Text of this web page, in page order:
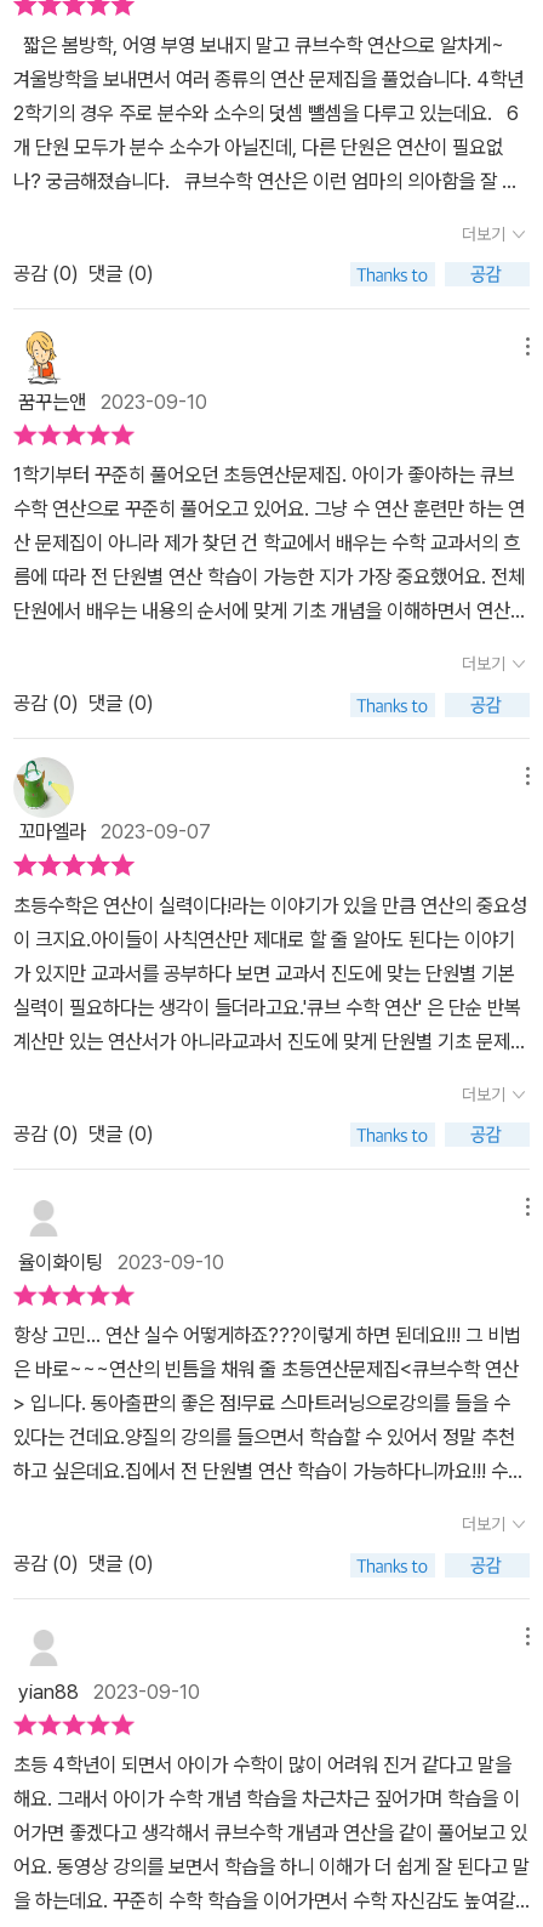
기 쉬운 문제는 '실수방지'로 따로 구성​보통 연습단계에 있는 실수방
지 문제들, 엄마표수학을 진행하면서 중요한 개념을 놓치고, 실수로
틀릴 수 있는 문제들을 미리 보고 아이가 잘 풀고있는지 보면 좋겠더
라고요. 틀렸다면 다시 아이와 틀린부분의 이유를 찾아보고, 맞았다
면 어떻게 이렇게 잘 풀었는지 물어봐주면서 엄마표수학에 깊이를 더
할수있어요 ^^ ☞성취도그래프로 각단원마다 아이의 부족한점, 잘하
나가 교재에 대한 호기심과 재미가 충족되서 인데요, 이 성취도 그래
프가 바로 그것이지요! 자기가 맞는 문제수를 세서 그래프에 맞는 칸
에 강아지스티커를 붙여요. 지난번에는 고양이였는데, 이번에는 바둑
강아지들! 초반에 열심히 강아지를 붙이며 다 맞았을때 붙이는 별칸
에 붙이고 있어요 ㅎㅎ수학의 빈틈을 채워주는 효과적인 연산 문제집
으로미리 다음학년 수학에흥미를 느끼며 꾸준하게 풀어나갈수있는초
등수학연산문제집, 큐브 연산! 개념과 계산력을 탄탄하게 다지며 시
작하는 선행교재로 좋은큐브수학 연산 함께해요~!<<본 포스팅은 교
재를 소개하면서 동아출판(주)로부터 무료제품을 받아 작성한 후기
입니다>
도 좋을듯해요.​​​한주에 배울 수학개념을 그림과 함께 개념미리보기에
요약정리되어 있어 한눈에 개념을 쏙쏙 이해하기 쉽게 되어있네요.​​동
아출판 무료 스마트러닝 동영상강의로 QR코드 찍으면 개념 동영상
으로 쉽게 이해할 수 있도록 구성되어 있어요.우리집 과외선생님마냥
선생님이 친절하게 설명해주셔서 홈스쿨링하기에 좋아요.​소수의 덧
셈과뺄셈 어려워했는데선생님이 차근차근 알려주니 새로운 개념도
쏙쏙 이해가 되요.​큐브수학연산 초등연산문제집이지만매회 네모박스
에 배울 개념이 나와있어요.교과서 개념순서에 맞춘 전 단원 연산을
하죠.개념이 선 상태에서 여러 다양한 문제를 풀어보며 실력도 쌓이
니깐요.​​연산문제는 빠르고 정확하게 풀도록 연습하는게 중요한데요!
빨리푸는데 실수가 생기면 안되고,정확하게는 풀지만 속도가 느리면
안되겠죠.하루 두장 4쪽씩 문제수가 많긴하지만,문제구성이 다양하
게 구성되어 있어서아이가 지루하지않지않게 풀어볼 수 있어서 좋은
거 같아요.​​​수학개념을 익히며 수학 기초실력과 연산실력을 동시에 향
상 시킬수 있는 큐브수학연산 초등연산문제집으로4학년2학기 연산
도 다져가야겠어요.​​​-위의 글은 출판사로부터 도서를 제공받아 작성
된 후기입니다-
겨울방학을 보내면서 여러 종류의 연산 문제집을 풀었습니다. 4학년
2학기의 경우 주로 분수와 소수의 덧셈 뺄셈을 다루고 있는데요. ​6
개 단원 모두가 분수 소수가 아닐진데, 다른 단원은 연산이 필요없
나? 궁금해졌습니다. ​큐브수학 연산은 이런 엄마의 의아함을 잘 채
외에도 삼각형과 사각형에 대한 내용이 있습니다. ​내각의 각도도 구
하고, 각 변의 길이를 구하는 것을 이해합니다. ​사각형의 경우는 정
사각형, 직사각형 외에 사다리꼴과 마름모까지 개념이 확장됩니다. ​
단어 하나 하나, 확실하게 이해를 해 두어야 단순한 곳에서 발목을 잡
히지 않는데요. ​개념부터 차곡차곡 공부하는 큐브수학 연산은 딱! 이
런 관점에서 알맞은 책입니다. ​1단원 푸는데 2시간 정도 소요됩니
다.(쉬는 시간 포함) 하루 4쪽 부담없는 분량으로 개념 원리부터 공
부할 수 있다고 회사에서는 안내하고 있는데요. ​수학 좀 하는 어린이
들은 1단원 푸는데 90분 정도면 다 풀 수 있을 정도로 개념 이해에만
집중한 쉬운 문제로 구성이 되어 있습니다. 오답을 보면 하..이런걸
틀릴 수도 있구나, 하고 등짝 한번 때리고 싶지만 참습니다. 요즘은 그
는 것도 알려줍니다. 개념이나 기본 단계 문제보다 더더더 쉬운 단계
하는 느낌입니다. 중간 중간 귀여운 케릭터로 다시 한번 더 확인할
것을 주문하고 있어요. ​그런다고 해서 100% 완벽하게 실수하지는
않지만, 확인이 필요하다는 거, 검산이 필요하다는 것 정도는 배우길
바라는 엄마의 마음입니다. #초등연산문제집 #초등수학 #초등수학
문제집 #초등수학예습 #초등수학복습 #초등수학연산 #엄마표수학
#초등수학홈스쿨링 #홈스쿨링수학 #수학문제집 #연산문제집 #초
등문제집 #동아출판 #큐브수학 #큐브수학연산 #큐브연산 #계산력
*출판사에서 무상으로 제공받은 책을 활용 후 쓴 후기입니다.
더보기
공감 (0) 댓글 (0)
꿈꾸는앤 2023-09-10
1학기부터 꾸준히 풀어오던 초등연산문제집. 아이가 좋아하는 큐브
수학 연산으로 꾸준히 풀어오고 있어요. 그냥 수 연산 훈련만 하는 연
산 문제집이 아니라 제가 찾던 건 학교에서 배우는 수학 교과서의 흐
름에 따라 전 단원별 연산 학습이 가능한 지가 가장 중요했어요. 전체
단원에서 배우는 내용의 순서에 맞게 기초 개념을 이해하면서 연산
리 아이가 참 좋아하는 성취도 그래프와 귀여운 스티커! 이런 소소한
행복이 아이의 원동력이 될 수도 있다는 것!! 많은 아이들이 연산 학습
을 할 때 유독 지겨워하고 힘들어하는 모습을 보입니다. 우리 아이도
마찬가지이고요, 왜 연산을 그렇게 힘들어할까요? 단순하게 반복하
는 부분에서 지루해하기 때문일 겁니다. 매일 반복적으로 연산을 푸
는 게 효과적일까요? 큐브수학 연산은 하루 4쪽, 4단계 유형 학습을
한 번에 할 수 있답니다. 제일 먼저 개념을 미리 보고, 개념원리와 연
산 방법을 이해하는 개념이 등장합니다. 기계적인 단순 반복 학습은
지양하고 체계적인 4단계 연산 유형으로 연산 실력을 키울 수 있어
요.그리고 같은 수를 이용하여 연산 감각을 향상시키는 연습 부분과
다양한 연산 유형으로 연산실력을 강화시키는 활용 부분과 재미있는
소재의 문제로 연산 실력을 완성시키는 완성단계까지! 체계적인 연산
학습 구성을 확인할 수 있답니다. 큐브수학 연산을 풀다 보면 실수 방
지 문제라고 한 문제씩 등장을 합니다. 이 문제는 아이들이 헷갈릴 수
답니다.큐브 연산 수학은 문제집 자체가 아이가 좋아하게끔 알록달록
종이 재질도 너무 마음에 들어요. 이미 1학기 책은 완북을 하고, 2학
기 시작을 하고 있는데 아이가 하기 싫다는 말없이 잘 따라오고 있답
니다 ^^ 빠진 단원 없이 교과 학습에 대한 연산을 모두 학습할 수 있어
서 학교 진도에 맞추기 딱이랍니다. 4단계로 되어 있는 연산이 아이
가 지겨워하지 않고 잘 풀 수 있도록 도움을 주는 것 같아요. 1단원을
눈 깜짝할 새에 다 풀어버렸답니다 ^^보기 좋은 문제집이 풀기도 좋
다고, 아이가 지겨워하는 부분 없이 정말 재미있게 풀어나갔어요. 그
연산문제집 치고 아이가 좋아하는 스타일이라 추천합니다. 엄마표로
수학을 하고 있어서 가능하면 아이가 좋아하고 원하는 교재로 선택하
자는 주의여서 동아큐브연산은 그런 우리에게 최적의 초등연산문제
집이었어요. 개학한지 얼마 되지 않아서 아이는 1단원을 배우고 있어
요. 우린 이제 3단원에 들어서고 있어 2학기 예습이 조금 착실하게 되
어가고 있는 것 같아 뿌듯합니다.초등연산문제집이지만 연산 문제는
기본이거니와 단원마다 각 개념의 내용을 미리 강의로 볼 수 있다는
장점! QR코드가 있어서 아이가 손쉽게 QR만 찍어 강의를 볼 수 있어
요. 엄마표로 진행하면 이런 개념 설명이 참 아쉬운 점이 많은데 동아
출판은 무료 스마트러닝을 제공하고 있어서 정말 많은 도움을 받을
수 있었어요. 연산이지만 문장제와 함께 묶어서 그런 부분도 챙겨볼
수 있고, 같은 연산 문제를 풀더라도 뭔가 체계적인 연산 학습이 가능
더보기
공감 (0) 댓글 (0)
꼬마엘라 2023-09-07
초등수학은 연산이 실력이다!라는 이야기가 있을 만큼 연산의 중요성
이 크지요.아이들이 사칙연산만 제대로 할 줄 알아도 된다는 이야기
가 있지만 교과서를 공부하다 보면 교과서 진도에 맞는 단원별 기본
실력이 필요하다는 생각이 들더라고요.'큐브 수학 연산' 은 단순 반복
계산만 있는 연산서가 아니라교과서 진도에 맞게 단원별 기초 문제들
내용인 분수의 계산, 소수의 계산 및 다각형의 계산 등 아이들의 실수
가 많은 단원들의 기초 문제들을단순 반복이 아닌 개념을 이해하고
응용할 수 있게 구성되어 있어요. 흔히 연산 문제집이라고 하면 단순
계산문제들이 많은데 '큐브 수학 연산'의 매력은반복되어 지루한 문장
이 아닌 개념을 제대로 이해할 수 있는 기본문제들을다양한 유형의
문제들로 지루하지 않고 재미있게 풀어볼 수 있게 구성되어 있더라고
요.연산 교재이지만 공부하다 보니 기초 개념서 문제들로 구성되어
있다는 느낌이 들었답니다. 매 회의 문제들은 개념을 이해하고 풀어
야 하는 문제와 활용 문제로 구성하여서교과서 개념을 이해하고 응용
해 볼 수 있는 기초실력을 쌓아주네요. 또한 문장제 연산 문제까지
함께 풀어보면서아이들이 서술형 문제에 대한 부담을 줄이고 익숙해
질 수 있게 구성되어 있답니다. 여름방학동안 '큐브 수학 연산' 으로
교과서 단원의 연산을 빠짐없이 공부한 후개념서를 풀어보니 아이가
실수가 줄고, 자신있게 수학 문제를 푸는 모습이 보이더라고요.'큐브
께 해보면 좋을 것 같아요!
더보기
공감 (0) 댓글 (0)
율이화이팅 2023-09-10
항상 고민... 연산 실수 어떻게하죠???이렇게 하면 된데요!!! 그 비법
은 바로~~~연산의 빈틈을 채워 줄 초등연산문제집<큐브수학 연산
> 입니다. 동아출판의 좋은 점!무료 스마트러닝으로강의를 들을 수
있다는 건데요.양질의 강의를 들으면서 학습할 수 있어서 정말 추천
하고 싶은데요.집에서 전 단원별 연산 학습이 가능하다니까요!!! 수학
배우는 내용의 순서에 맞게기초 개념을 이해하며 연산학습을 해야연
산 능력이 길러진다고 해요. 하루 네쪽, 4단계 유형학습을한번에 진
행할 수있는데요. 하루 연산학습 안에개념 - 연습 - 활용 - 완성4단계
가 다 들어가 있어요!!! 큐브수학에만 있는 성취도 그래프도딱 활용하
수 있는데요.그만큼 자신감도 업업! 하겠죠?? 연산문제집이지만개념
을 미리 확인하고 연산에 진입하는 점이더욱 더 마음에 든다고 해야
할까요??? 개념 확인이 끝나면다양한 연산 유형을 풀어보면서실력
을 강화할 수 있답니다!!! 또, 계속 연습만 하는 것이 아니라 문장제와
연산이 합해진 문제들도 제공하고 있어요. 연산 연습이 종료되면 테
스트도 할 수 있어서실제 연산 실수가 줄었는지 확인할 수 있답니
다!! 실수 잦은 율이도초등연산문제집 <큐브수학 연산>으로연산 실
더보기
공감 (0) 댓글 (0)
yian88 2023-09-10
초등 4학년이 되면서 아이가 수학이 많이 어려워 진거 같다고 말을
해요. 그래서 아이가 수학 개념 학습을 차근차근 짚어가며 학습을 이
어가면 좋겠다고 생각해서 큐브수학 개념과 연산을 같이 풀어보고 있
어요. 동영상 강의를 보면서 학습을 하니 이해가 더 쉽게 잘 된다고 말
을 하는데요. 꾸준히 수학 학습을 이어가면서 수학 자신감도 높여갈